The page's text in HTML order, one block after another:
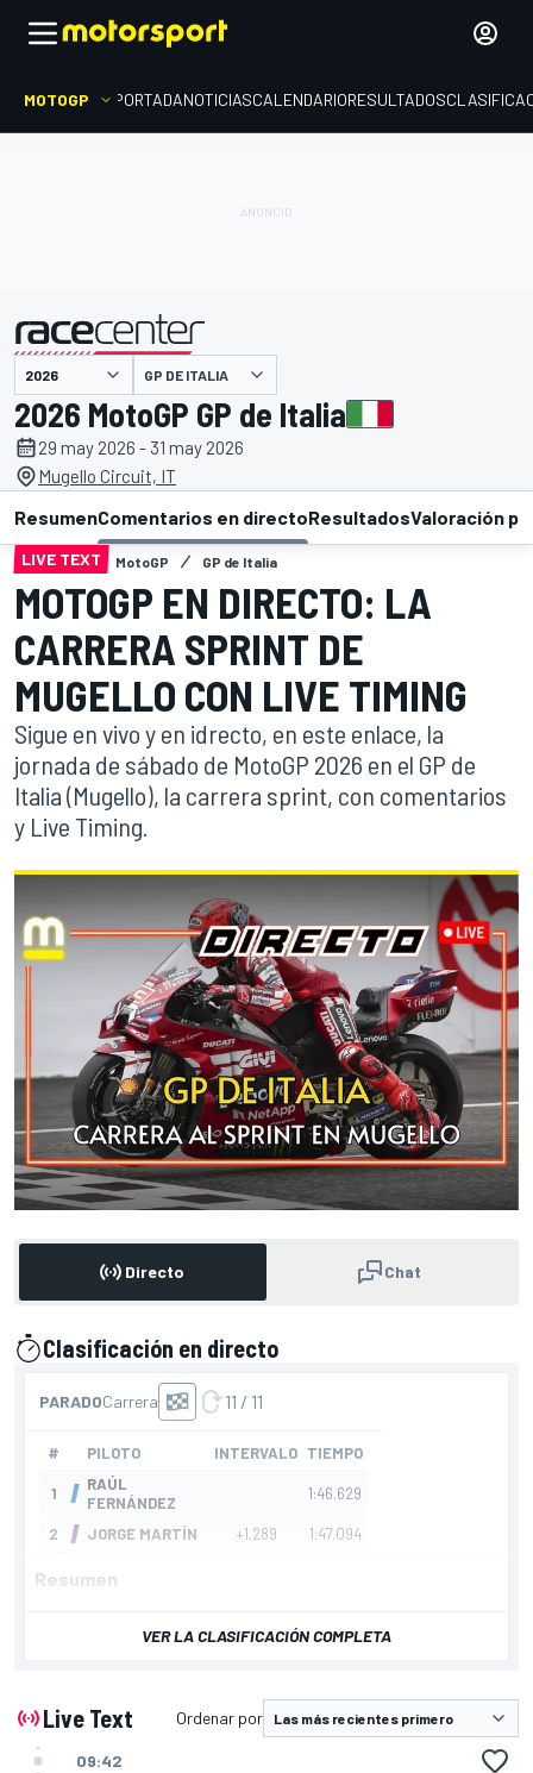
MOTOGP PORTADANOTICIASCALENDARIORESULTADOS
GP DE ITALIA
2026 MotoGP GP de Italia
29 may 2026 - 31 may 2026
Mugello Circuit, IT
ResumenComentarios en directoResultadosValoración
LIVE TEXT MotoGP GP de Italia
MOTOGP EN DIRECTO: LA
CARRERA SPRINT DE
MUGELLO CON LIVE TIMING
Sigue en vivo y en idrecto, en este enlace, la
jornada de sábado de MotoGP 2026 en el GP de
Italia (Mugello), la carrera sprint, con comentarios
y Live Timing.
Directo Chat
Clasificación en directo
Resumen
VER LA CLASIFICACIÓN COMPLETA
Live Text Ordenar por
09:42